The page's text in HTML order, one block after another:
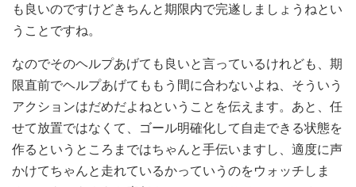
も良いのですけどきちんと期限内で完遂しましょうねとい
うことですね。
なのでそのヘルプあげても良いと言っているけれども、期
限直前でヘルプあげてももう間に合わないよね、そういう
アクションはだめだよねということを伝えます。 あと、任
せて放置ではなくて、ゴール明確化して自走できる状態を
作るというところまではちゃんと手伝いますし、適度に声
かけてちゃんと走れているかっていうのをウォッチしま